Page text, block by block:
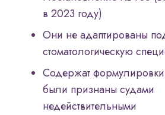
в 2023 году)
Они не адаптированы
стоматологическую
Содержат
были признаны судами
недействительными